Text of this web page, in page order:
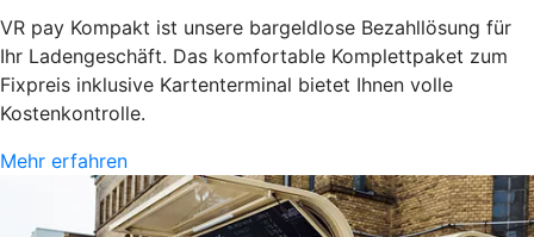
VR pay Kompakt ist unsere bargeldlose Bezahllösung für
Ihr Ladengeschäft. Das komfortable Komplettpaket zum
Fixpreis inklusive Kartenterminal bietet Ihnen volle
Kostenkontrolle.
Mehr erfahren